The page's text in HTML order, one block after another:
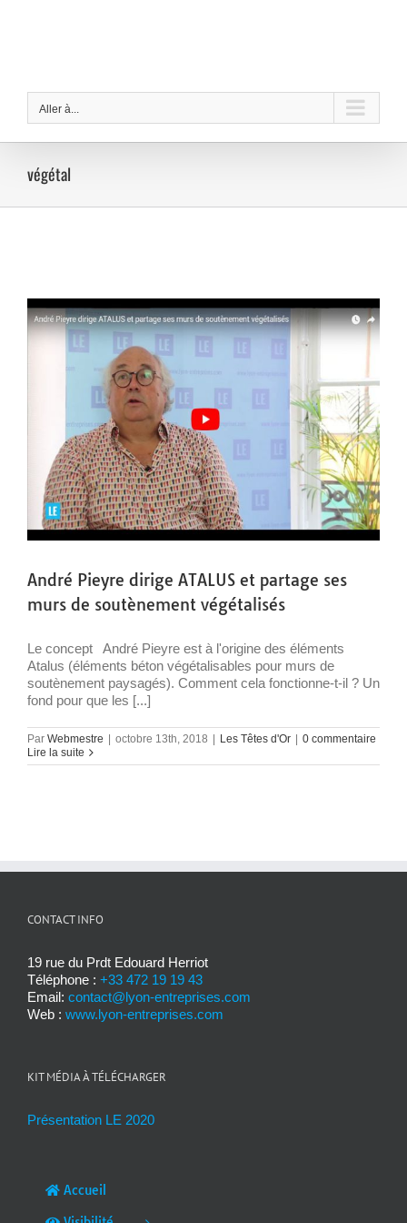
Aller à...
végétal
André Pieyre dirige ATALUS et partage ses
murs de soutènement végétalisés
Le concept André Pieyre est à l'origine des éléments
Atalus (éléments béton végétalisables pour murs de
soutènement paysagés). Comment cela fonctionne-t-il ? Un
fond pour que les [...]
Par Webmestre | octobre 13th, 2018 | Les Têtes d'Or | 0 commentaire
Lire la suite
CONTACT INFO
19 rue du Prdt Edouard Herriot
Téléphone : +33 472 19 19 43
Email: contact@lyon-entreprises.com
Web : www.lyon-entreprises.com
KIT MÉDIA À TÉLÉCHARGER
Présentation LE 2020
Accueil